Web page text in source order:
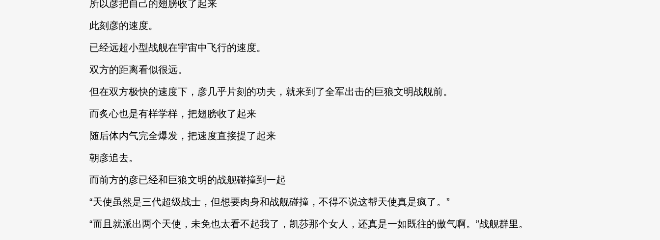
所以彦把自己的翅膀收了起来
此刻彦的速度。
已经远超小型战舰在宇宙中飞行的速度。
双方的距离看似很远。
但在双方极快的速度下，彦几乎片刻的功夫，就来到了全军出击的巨狼文明战舰前。
而炙心也是有样学样，把翅膀收了起来
随后体内气完全爆发，把速度直接提了起来
朝彦追去。
而前方的彦已经和巨狼文明的战舰碰撞到一起
“天使虽然是三代超级战士，但想要肉身和战舰碰撞，不得不说这帮天使真是疯了。”
“而且就派出两个天使，未免也太看不起我了，凯莎那个女人，还真是一如既往的傲气啊。”战舰群里。